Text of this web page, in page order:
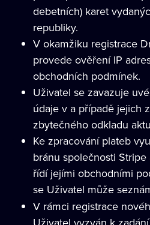
debetních) karet
republiky.
V okamžiku registrace
provede ověření IP
obchodních podmínek.
Uživatel se zavazuje
údaje v a případě jejich
zbytečného odkladu
Ke zpracování plateb
bránu společnosti
řídí jejími obchodními
se Uživatel může
V rámci registrace